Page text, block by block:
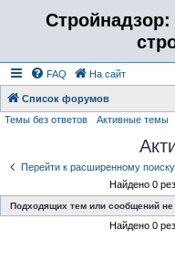
FAQ На сайт
Список форумов
Темы без ответов Активные темы
Перейти к расширенному поиску
Найдено 0
Подходящих тем или сообщений не
Найдено 0